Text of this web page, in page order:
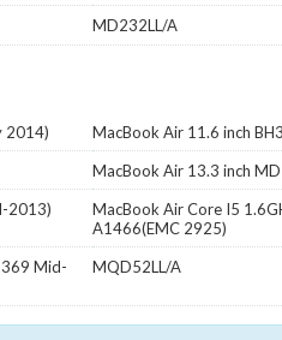
MD232LL/A
2014) MacBook Air 11.6 inch
MacBook Air 13.3 inch
2013)
MacBook Air Core I5
A1466(EMC 2925)
Mid-
MQD52LL/A